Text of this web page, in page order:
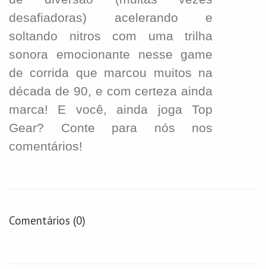
desafiadoras) acelerando e
soltando nitros com uma trilha
sonora emocionante nesse game
de corrida que marcou muitos na
década de 90, e com certeza ainda
marca! E você, ainda joga Top
Gear? Conte para nós nos
comentários!
Comentários (0)